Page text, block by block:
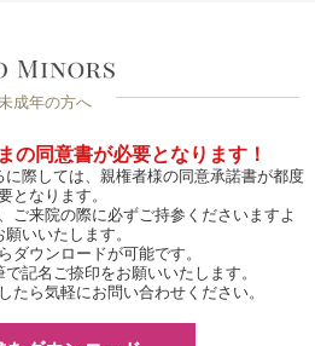
成年の方へ
の同意書が必要となります！
際しては、親権者様の同意承諾書が都度
となります。
ご来院の際に必ずご持参くださいますよ
願いいたします。
ダウンロードが可能です。
記名ご捺印をお願いいたします。
たら気軽にお問い合わせください。